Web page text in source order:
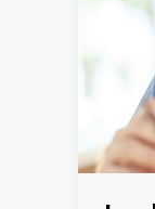
Qu’est-
c’est
et